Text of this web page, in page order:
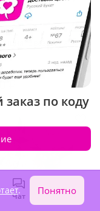
"Звездочка"
₽
Чат Войти
по коду
. Понятно